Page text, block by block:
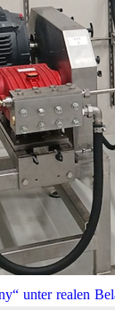
unter realen